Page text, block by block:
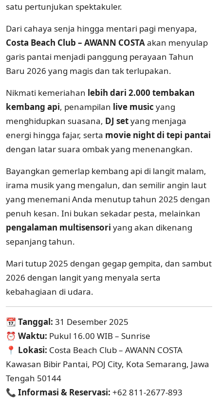
satu pertunjukan spektakuler.
Dari cahaya senja hingga mentari pagi menyapa,
Costa Beach Club – AWANN COSTAakan menyulap
garis pantai menjadi panggung perayaan Tahun
Baru 2026 yang magis dan tak terlupakan.
Nikmati kemeriahan lebih dari 2.000 tembakan
kembang api, penampilan live music yang
menghidupkan suasana, DJ setyang menjaga
energi hingga fajar, serta movie night di tepi pantai
dengan latar suara ombak yang menenangkan.
Bayangkan gemerlap kembang api di langit malam,
irama musik yang mengalun, dan semilir angin laut
yang menemani Anda menutup tahun 2025 dengan
penuh kesan. Ini bukan sekadar pesta, melainkan
pengalaman multisensori yang akan dikenang
sepanjang tahun.
Mari tutup 2025 dengan gegap gempita, dan sambut
2026 dengan langit yang menyala serta
kebahagiaan di udara.
📆 Tanggal: 31 Desember 2025
⏰ Waktu: Pukul 16.00 WIB – Sunrise
📍 Lokasi: Costa Beach Club – AWANN COSTA
Kawasan Bibir Pantai, POJ City, Kota Semarang, Jawa
Tengah 50144
📞 Informasi & Reservasi: +62 811-2677-893